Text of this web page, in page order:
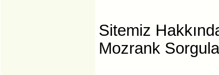
Sitemiz
Mozrank